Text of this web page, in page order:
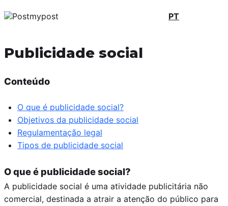
PT
Publicidade social
Conteúdo
O que é publicidade social?
Objetivos da publicidade social
Regulamentação legal
Tipos de publicidade social
O que é publicidade social?
A publicidade social é uma atividade publicitária não
comercial, destinada a atrair a atenção do público para